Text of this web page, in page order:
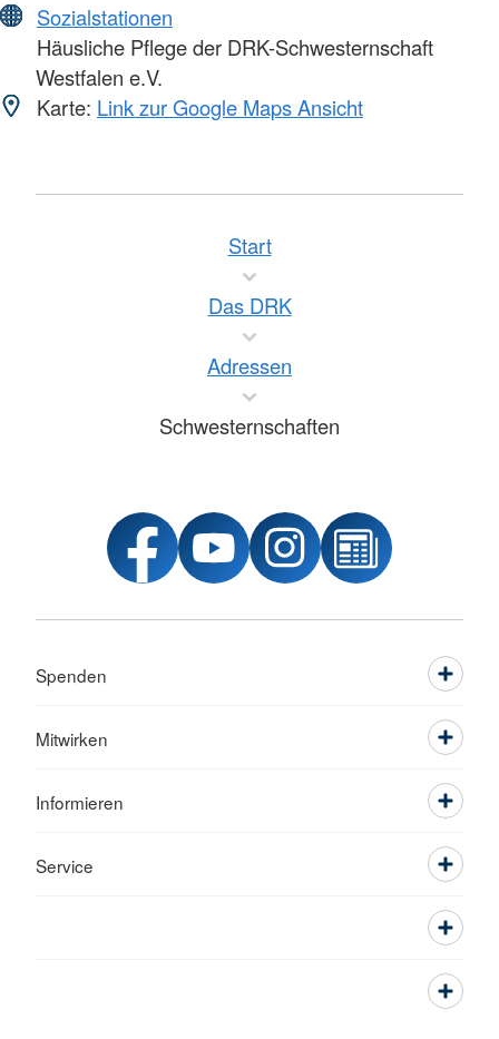
Sozialstationen
Häusliche Pflege der DRK-Schwesternschaft
Westfalen e.V.
Karte: Link zur Google Maps Ansicht
Start
Das DRK
Adressen
Schwesternschaften
Spenden
Mitwirken
Informieren
Service